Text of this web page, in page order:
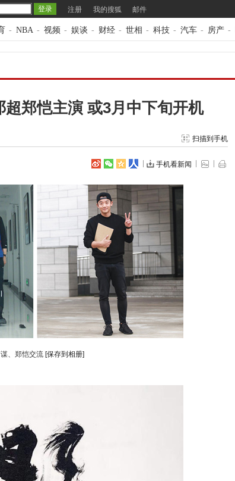
注册 我的搜狐 邮件
- NBA - 视频 - 娱谈 - 财经 - 世相 - 科技 - 汽车 - 房产 -
郑恺主演 或3月中下旬开机
扫描到手机
手机看新闻
、郑恺交流 [保存到相册]